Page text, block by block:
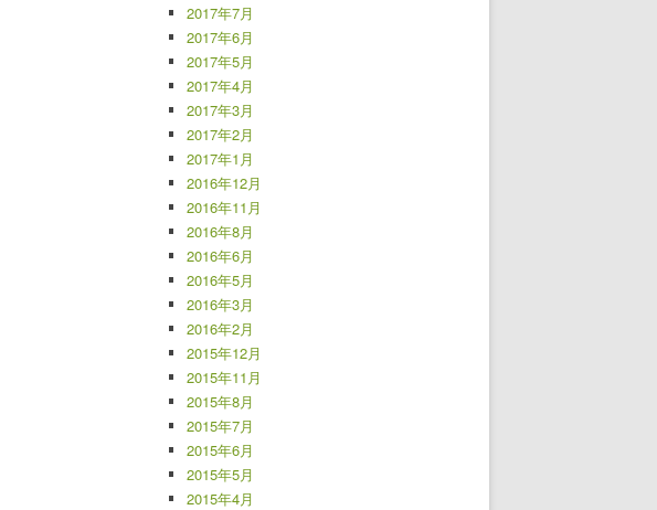
2017年7月
2017年6月
2017年5月
2017年4月
2017年3月
2017年2月
2017年1月
2016年12月
2016年11月
2016年8月
2016年6月
2016年5月
2016年3月
2016年2月
2015年12月
2015年11月
2015年8月
2015年7月
2015年6月
2015年5月
2015年4月